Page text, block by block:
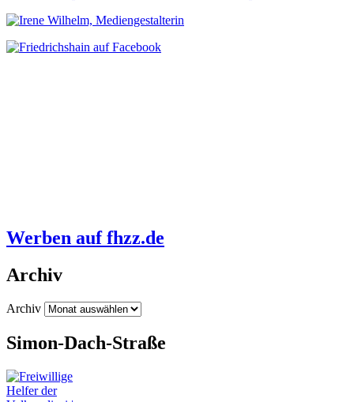
Werben auf fhzz.de
Archiv
Archiv
Simon-Dach-Straße